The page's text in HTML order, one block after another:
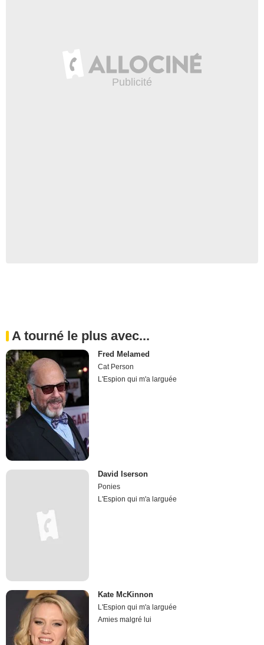
A tourné le plus avec...
Fred Melamed
Cat Person
L'Espion qui m'a larguée
David Iserson
Ponies
L'Espion qui m'a larguée
Kate McKinnon
L'Espion qui m'a larguée
Amies malgré lui